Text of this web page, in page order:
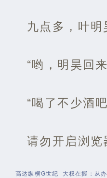
九点多，叶明
“哟，明昊回
“喝了不少酒
请勿开启浏览
高达纵横G世纪 大权在握：从